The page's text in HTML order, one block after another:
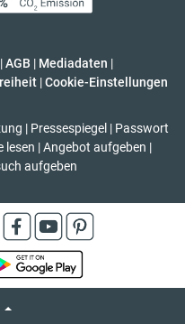
|AGB | Mediadaten |
| Cookie-Einstellungen
| Pressespiegel | Passwort
lesen | Angebot aufgeben |
aufgeben